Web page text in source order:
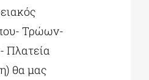
Τρώων-
Πλατεία
θα μας